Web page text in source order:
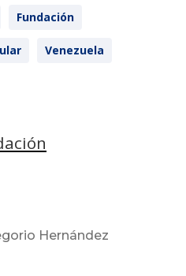
Fundación
Venezuela
Hernández